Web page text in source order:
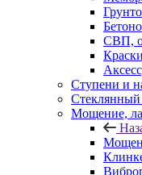
СВП,
Краски
Ступени и
Мощение,